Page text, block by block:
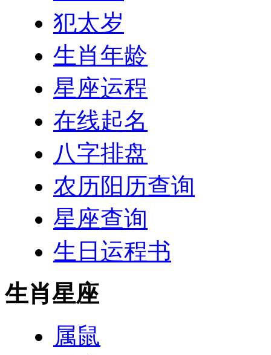
犯太岁
生肖年龄
星座运程
在线起名
八字排盘
农历阳历查询
星座查询
生日运程书
生肖星座
属鼠